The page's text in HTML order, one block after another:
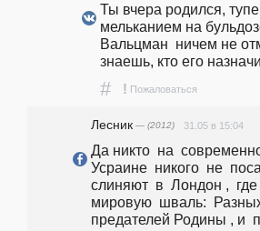
Ты вчера родился,
мельканием на
Вальцман  ничем не
знаешь, кто его
# ! Пожаловаться
Лесник — (2012) 31.05 в 15:04
Да никто  на
Усраине  никого  не
слиняют  в  Лондон ,
мировую  шваль:
предателей Родины , и